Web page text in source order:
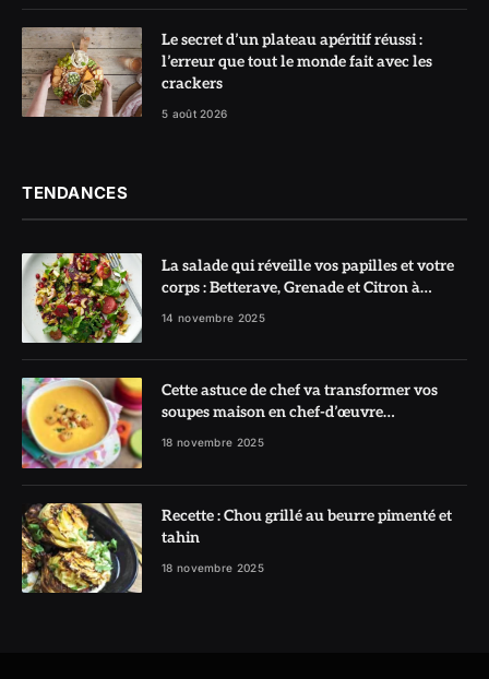
Le secret d’un plateau apéritif réussi :
l’erreur que tout le monde fait avec les
crackers
5 août 2026
TENDANCES
La salade qui réveille vos papilles et votre
corps : Betterave, Grenade et Citron à
l’honneur
14 novembre 2025
Cette astuce de chef va transformer vos
soupes maison en chef-d’œuvre
réconfortant
18 novembre 2025
Recette : Chou grillé au beurre pimenté et
tahin
18 novembre 2025